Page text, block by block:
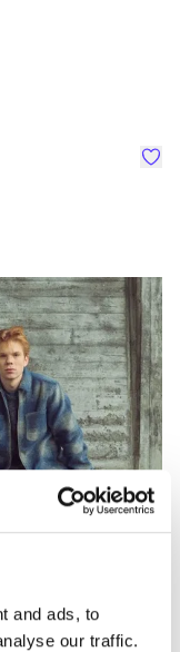
and ads, to
our traffic.